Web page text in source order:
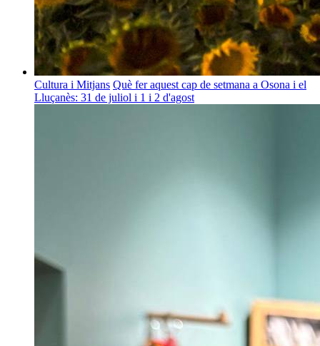
Cultura i Mitjans Què fer aquest cap de setmana a Osona i el
Lluçanès: 31 de juliol i 1 i 2 d'agost